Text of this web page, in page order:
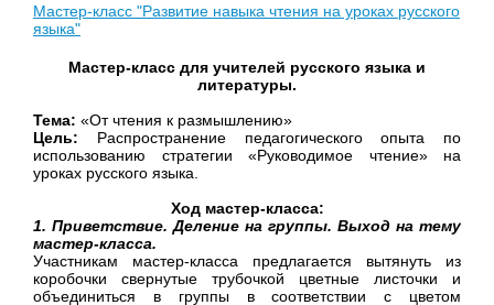
Мастер-класс "Развитие навыка чтения на уроках русского
языка"
Мастер-класс для учителей русского языка и
литературы.
Тема: «От чтения к размышлению»
Цель: Распространение педагогического опыта по
использованию стратегии «Руководимое чтение» на
уроках русского языка.
Ход мастер-класса:
1. Приветствие. Деление на группы. Выход на тему
мастер-класса.
Участникам мастер-класса предлагается вытянуть из
коробочки свернутые трубочкой цветные листочки и
объединиться в группы в соответствии с цветом